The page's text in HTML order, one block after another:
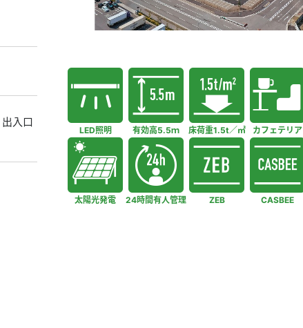
入口
LED照明 有効高5.5ｍ 床荷重1.5t／㎡ カフェテリア
太陽光発電 24時間有人管理 ZEB CASBEE